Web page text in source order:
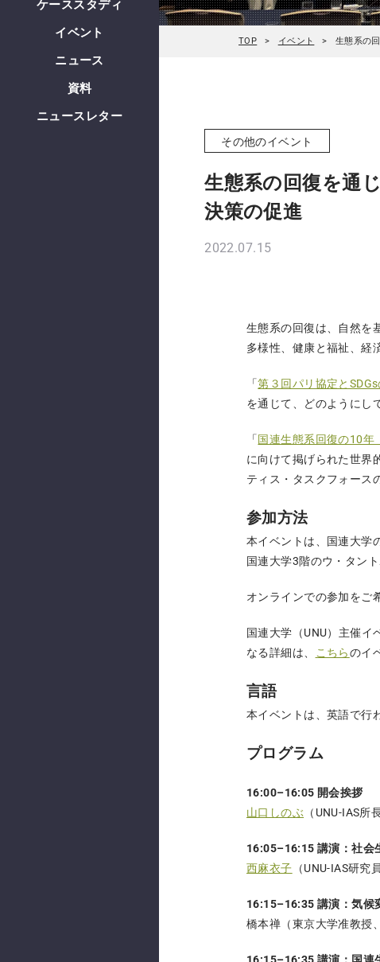
ケーススタディ
イベント
ニュース
資料
ニュースレター
TOP イベント 生態系の
その他のイベント
生態系の回復を通
決策の促進
2022.07.15
生態系の回復は、自然を
多様性、健康と福祉、経
「第３回パリ協定と
を通じて、どのようにし
「 国連生態系回復の10年
に向けて掲げられた世界
ティス・タスクフォース
参加方法
本イベントは、国連大学
国連大学3階のウ・タン
オンラインでの参加をご
国連大学（UNU）主催
なる詳細は、
こちらのイ
言語
本イベントは、英語で行
プログラム
16:00–16:05 開会挨拶
山口しのぶ （UNU-IAS所
16:05–16:15 講演：社会
西麻衣子 （UNU-IAS研究員
16:15–16:35 講演：気候
橋本禅（東京大学准教授